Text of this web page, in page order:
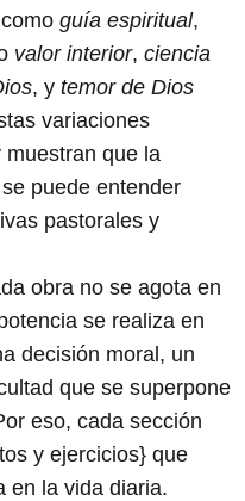
como guía espiritual,
valor interior, ciencia
, y temor de Dios
variaciones
que la
puede entender
pastorales y
obra no se agota en
se realiza en
decisión moral, un
que se superpone
eso, cada sección
y ejercicios} que
en la vida diaria.